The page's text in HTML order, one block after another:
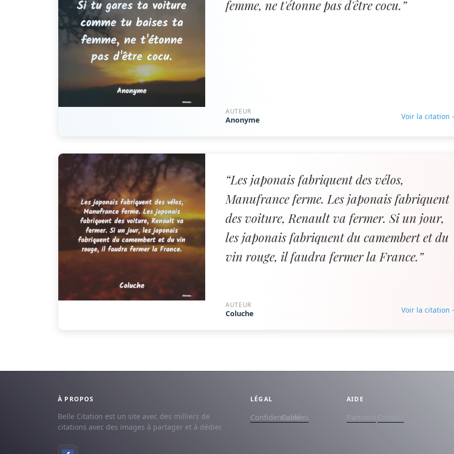
femme, ne t'étonne pas d'être cocu.”
AUTEUR
Anonyme Voir la citation
“Les japonais fabriquent des vélos,
Manufrance ferme. Les japonais fabriquent
des voiture, Renault va fermer. Si un jour,
les japonais fabriquent du camembert et du
vin rouge, il faudra fermer la France.”
AUTEUR
Coluche Voir la citation
À PROPOS
Belle Citation est un site avec des milliers de
citations avec des images à partager et à dédier.
LÉGAL
Confidentialité
Cookies
AIDE
Partners